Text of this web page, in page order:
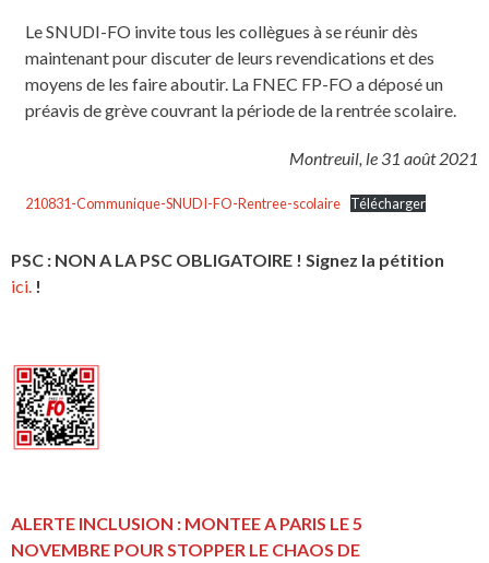
Le SNUDI-FO invite tous les collègues à se réunir dès
maintenant pour discuter de leurs revendications et des
moyens de les faire aboutir. La FNEC FP-FO a déposé un
préavis de grève couvrant la période de la rentrée scolaire.
Montreuil, le 31 août 2021
210831-Communique-SNUDI-FO-Rentree-scolaire Télécharger
PSC : NON A LA PSC OBLIGATOIRE ! Signez la pétition
ici. !
ALERTE INCLUSION : MONTEE A PARIS LE 5
NOVEMBRE POUR STOPPER LE CHAOS DE